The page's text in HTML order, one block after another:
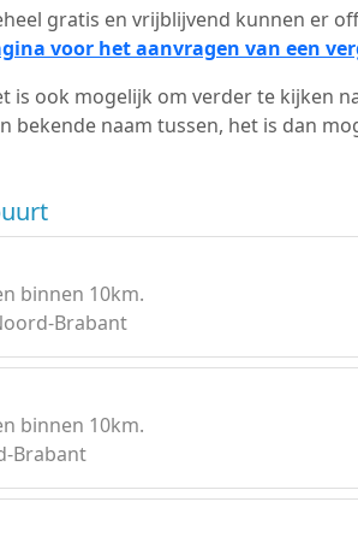
gratis en vrijblijvend kunnen er
voor het aanvragen van een
is ook mogelijk om verder te kijken
bekende naam tussen, het is dan
binnen 10km.
Brabant
binnen 10km.
Brabant